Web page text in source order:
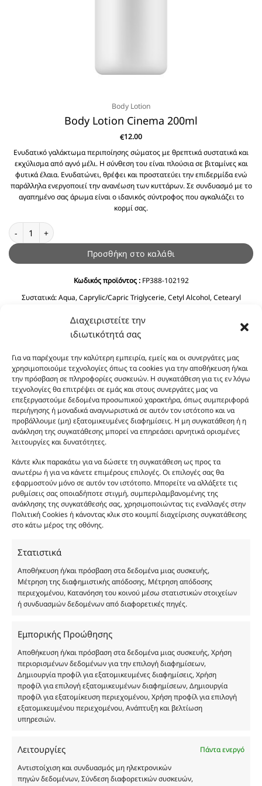
Διαχειριστείτε την
ιδιωτικότητά σας
Για να παρέχουμε την καλύτερη εμπειρία, εμείς και οι συνεργάτες μας
χρησιμοποιούμε τεχνολογίες όπως τα cookies για την αποθήκευση ή/και
την πρόσβαση σε πληροφορίες συσκευών. Η συγκατάθεση για τις εν λόγω
τεχνολογίες θα επιτρέψει σε εμάς και στους συνεργάτες μας να
επεξεργαστούμε δεδομένα προσωπικού χαρακτήρα, όπως συμπεριφορά
περιήγησης ή μοναδικά αναγνωριστικά σε αυτόν τον ιστότοπο και να
προβάλλουμε (μη) εξατομικευμένες διαφημίσεις. Η μη συγκατάθεση ή η
ανάκληση της συγκατάθεσης μπορεί να επηρεάσει αρνητικά ορισμένες
λειτουργίες και δυνατότητες.
Κάντε κλικ παρακάτω για να δώσετε τη συγκατάθεση ως προς τα
ανωτέρω ή για να κάνετε επιμέρους επιλογές. Οι επιλογές σας θα
εφαρμοστούν μόνο σε αυτόν τον ιστότοπο. Μπορείτε να αλλάξετε τις
ρυθμίσεις σας οποιαδήποτε στιγμή, συμπεριλαμβανομένης της
ανάκλησης της συγκατάθεσής σας, χρησιμοποιώντας τις εναλλαγές στην
Πολιτική Cookies ή κάνοντας κλικ στο κουμπί διαχείρισης συγκατάθεσης
στο κάτω μέρος της οθόνης.
Στατιστικά
Αποθήκευση ή/και πρόσβαση στα δεδομένα μιας συσκευής,
Μέτρηση της διαφημιστικής απόδοσης, Μέτρηση απόδοσης
περιεχομένου, Κατανόηση του κοινού μέσω στατιστικών στοιχείων
ή συνδυασμών δεδομένων από διαφορετικές πηγές.
Εμπορικής Προώθησης
Αποθήκευση ή/και πρόσβαση στα δεδομένα μιας συσκευής, Χρήση
περιορισμένων δεδομένων για την επιλογή διαφημίσεων,
Δημιουργία προφίλ για εξατομικευμένες διαφημίσεις, Χρήση
προφίλ για επιλογή εξατομικευμένων διαφημίσεων, Δημιουργία
προφίλ για εξατομίκευση περιεχομένου, Χρήση προφίλ για επιλογή
εξατομικευμένου περιεχομένου, Ανάπτυξη και βελτίωση
υπηρεσιών.
Λειτουργίες
Πάντα ενεργό
Αντιστοίχιση και συνδυασμός μη ηλεκτρονικών
πηγών δεδομένων, Σύνδεση διαφορετικών συσκευών,
Body Lotion
Body Lotion Cinema 200ml
€12.00
Ενυδατικό γαλάκτωμα περιποίησης σώματος με θρεπτικά συστατικά και
εκχύλισμα από αγνό μέλι. Η σύνθεση του είναι πλούσια σε βιταμίνες και
φυτικά έλαια. Ενυδατώνει, θρέφει και προστατεύει την επιδερμίδα ενώ
παράλληλα ενεργοποιεί την ανανέωση των κυττάρων. Σε συνδυασμό με το
αγαπημένο σας άρωμα είναι ο ιδανικός σύντροφος που αγκαλιάζει το
κορμί σας.
Body Lotion Cinema 200ml ποσότητα
Προσθήκη στο καλάθι
Κωδικός προϊόντος :FP388-102192
Συστατικά:Aqua, Caprylic/Capric Triglycerie, Cetyl Alcohol, Cetearyl
Amygdalus Dulcis Oil, Cyclopentasiloxane, Phenoxyethanol, Ceteareth-20,
Olea Europaea Fruit Oil, Dimethicone, Ethylhexyglycerin, Imidazolidinyl
Urea, Polyquaternium-39, Panthenol, BHT, Sodium Benzoate, Citric Acid.
Οι φωτογραφίες των προϊόντων είναι ενδεικτικές
Σκοπός τους είναι η διευκόλυνση της επιλογής σας.
Σε καμία περίπτωση δεν αντιστοιχούν στα
αυθεντικά αρώματα και δεν ανταποκρίνονται στην
πραγματικότητα. Πρόθεση της επιχείρησης μας δεν
είναι η παραπλάνηση και η εξαπάτηση του
καταναλωτή. Όλα μας τα προϊόντα είναι τύπου, σε
χύμα μορφή και είναι εμπνευσμένα από τα
αντίστοιχα αυθεντικά γνωστών οίκων. Οι
ονομασίες, οι εικόνες και τα σήματα των
προϊόντων αποτελούν αναφαίρετη και
κατοχυρωμένη εμπορικά ιδιοκτησία των
Με επιφύλαξη κάθε νόμιμου δικαιώματος.
Eau de parfum
Αγίου Κωνσταντίνου 76
Τηλ. 2314 016010
ΑΦΜ 803285309
ΓΕΜΗ 193802504000